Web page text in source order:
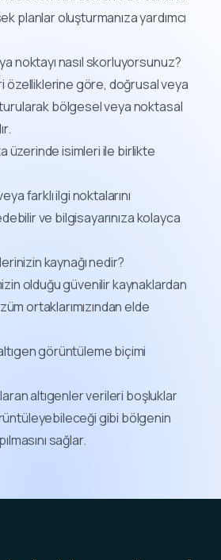
planlar oluşturmanıza yardımcı
noktayı nasıl skorluyorsunuz?
özelliklerine göre, doğrusal veya
bölgesel veya noktasal
üzerinde isimleri ile birlikte
farklı ilgi noktalarını
ve bilgisayarınıza kolayca
kaynağı nedir?
olduğu güvenilir kaynaklardan
ortaklarımızından elde
görüntüleme biçimi
altıgenler verileri boşluklar
gibi bölgenin
sağlar.